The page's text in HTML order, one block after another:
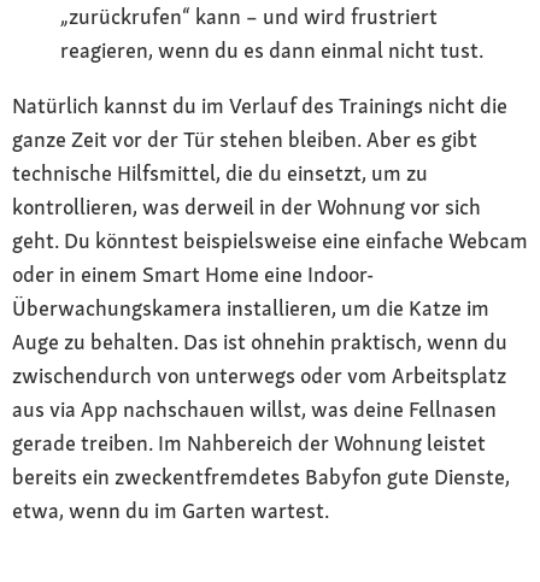
„zurückrufen“ kann – und wird frustriert
reagieren, wenn du es dann einmal nicht tust.
Natürlich kannst du im Verlauf des Trainings nicht die
ganze Zeit vor der Tür stehen bleiben. Aber es gibt
technische Hilfsmittel, die du einsetzt, um zu
kontrollieren, was derweil in der Wohnung vor sich
geht. Du könntest beispielsweise eine einfache Webcam
oder in einem Smart Home eine Indoor-
Überwachungskamera installieren, um die Katze im
Auge zu behalten. Das ist ohnehin praktisch, wenn du
zwischendurch von unterwegs oder vom Arbeitsplatz
aus via App nachschauen willst, was deine Fellnasen
gerade treiben. Im Nahbereich der Wohnung leistet
bereits ein zweckentfremdetes Babyfon gute Dienste,
etwa, wenn du im Garten wartest.